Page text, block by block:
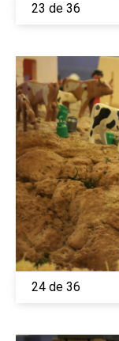
23 de 36
24 de 36